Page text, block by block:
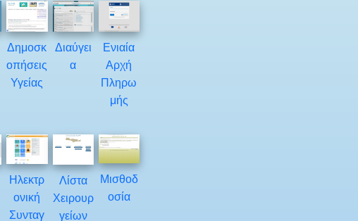
Δημοσκ
οπήσεις
Υγείας
Διαύγει
α
Ενιαία
Αρχή
Πληρω
μής
Ηλεκτρ
ονική
Συνταγ
Λίστα
Χειρουρ
γείων
Μισθοδ
οσία